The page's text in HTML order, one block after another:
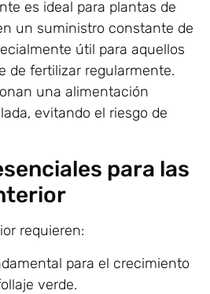
es ideal para plantas de
un suministro constante de
útil para aquellos
de fertilizar regularmente.
una alimentación
evitando el riesgo de
para las
requieren:
para el crecimiento
verde.